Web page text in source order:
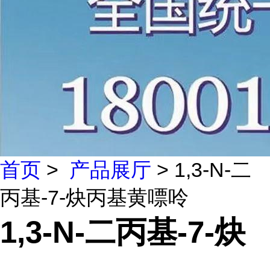
首页 > 产品展厅 > 1,3-N-二
丙基-7-炔丙基黄嘌呤
1,3-N-二丙基-7-炔